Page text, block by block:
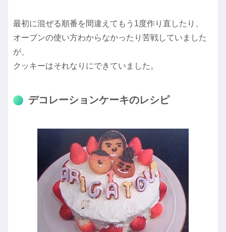
最初に混ぜる順番を間違えてもう1度作り直したり、
オーブンの使い方わからなかったり苦戦していました
が、
クッキーはそれなりにできていました。
デコレーションケーキのレシピ